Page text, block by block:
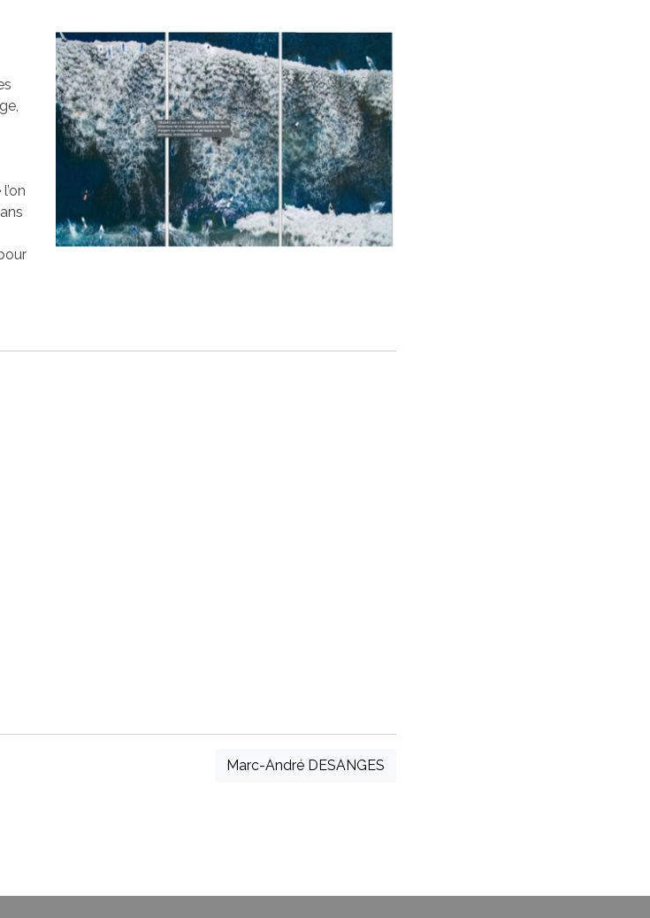
Marc-André DESANGES